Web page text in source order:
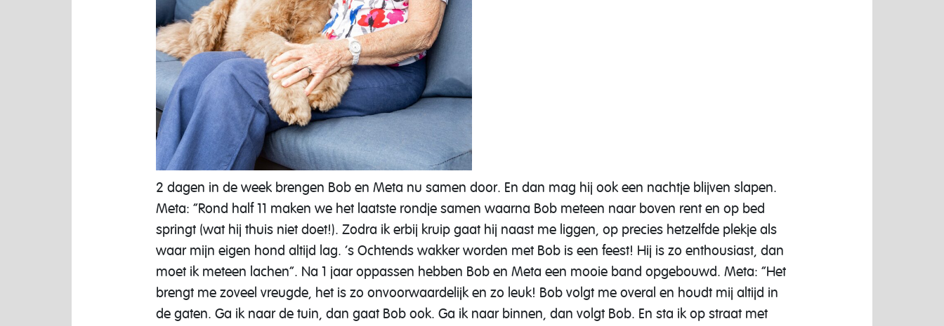
2 dagen in de week brengen Bob en Meta nu samen door. En dan mag hij ook een nachtje blijven slapen.
Meta: “Rond half 11 maken we het laatste rondje samen waarna Bob meteen naar boven rent en op bed
springt (wat hij thuis niet doet!). Zodra ik erbij kruip gaat hij naast me liggen, op precies hetzelfde plekje als
waar mijn eigen hond altijd lag. ’s Ochtends wakker worden met Bob is een feest! Hij is zo enthousiast, dan
moet ik meteen lachen”. Na 1 jaar oppassen hebben Bob en Meta een mooie band opgebouwd. Meta: “Het
brengt me zoveel vreugde, het is zo onvoorwaardelijk en zo leuk! Bob volgt me overal en houdt mij altijd in
de gaten. Ga ik naar de tuin, dan gaat Bob ook. Ga ik naar binnen, dan volgt Bob. En sta ik op straat met